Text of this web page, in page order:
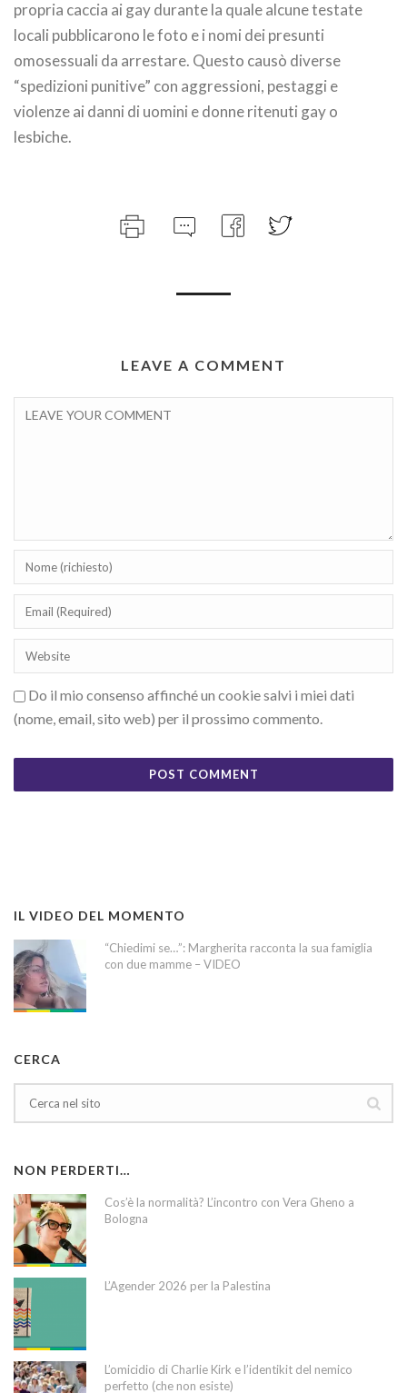
propria caccia ai gay durante la quale alcune testate
locali pubblicarono le foto e i nomi dei presunti
omosessuali da arrestare. Questo causò diverse
“spedizioni punitive” con aggressioni, pestaggi e
violenze ai danni di uomini e donne ritenuti gay o
lesbiche.
LEAVE A COMMENT
Do il mio consenso affinché un cookie salvi i miei dati
(nome, email, sito web) per il prossimo commento.
IL VIDEO DEL MOMENTO
“Chiedimi se…”: Margherita racconta la sua famiglia
con due mamme – VIDEO
CERCA
NON PERDERTI…
Cos’è la normalità? L’incontro con Vera Gheno a
Bologna
L’Agender 2026 per la Palestina
L’omicidio di Charlie Kirk e l’identikit del nemico
perfetto (che non esiste)